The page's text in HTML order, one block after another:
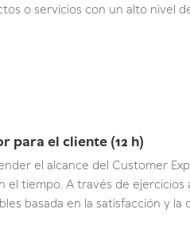
o servicios con un alto nivel
para el cliente (12 h)
el alcance del Customer
tiempo. A través de ejercicios
basada en la satisfacción y la